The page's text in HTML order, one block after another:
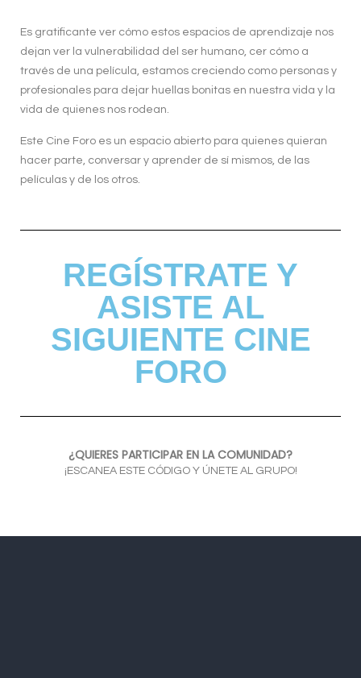
Es gratificante ver cómo estos espacios de aprendizaje nos
dejan ver la vulnerabilidad del ser humano, cer cómo a
través de una película, estamos creciendo como personas y
profesionales para dejar huellas bonitas en nuestra vida y la
vida de quienes nos rodean.
Este Cine Foro es un espacio abierto para quienes quieran
hacer parte, conversar y aprender de sí mismos, de las
películas y de los otros.
REGÍSTRATE Y
ASISTE AL
SIGUIENTE CINE
FORO
¿QUIERES PARTICIPAR EN LA COMUNIDAD?
¡ESCANEA ESTE CÓDIGO Y ÚNETE AL GRUPO!